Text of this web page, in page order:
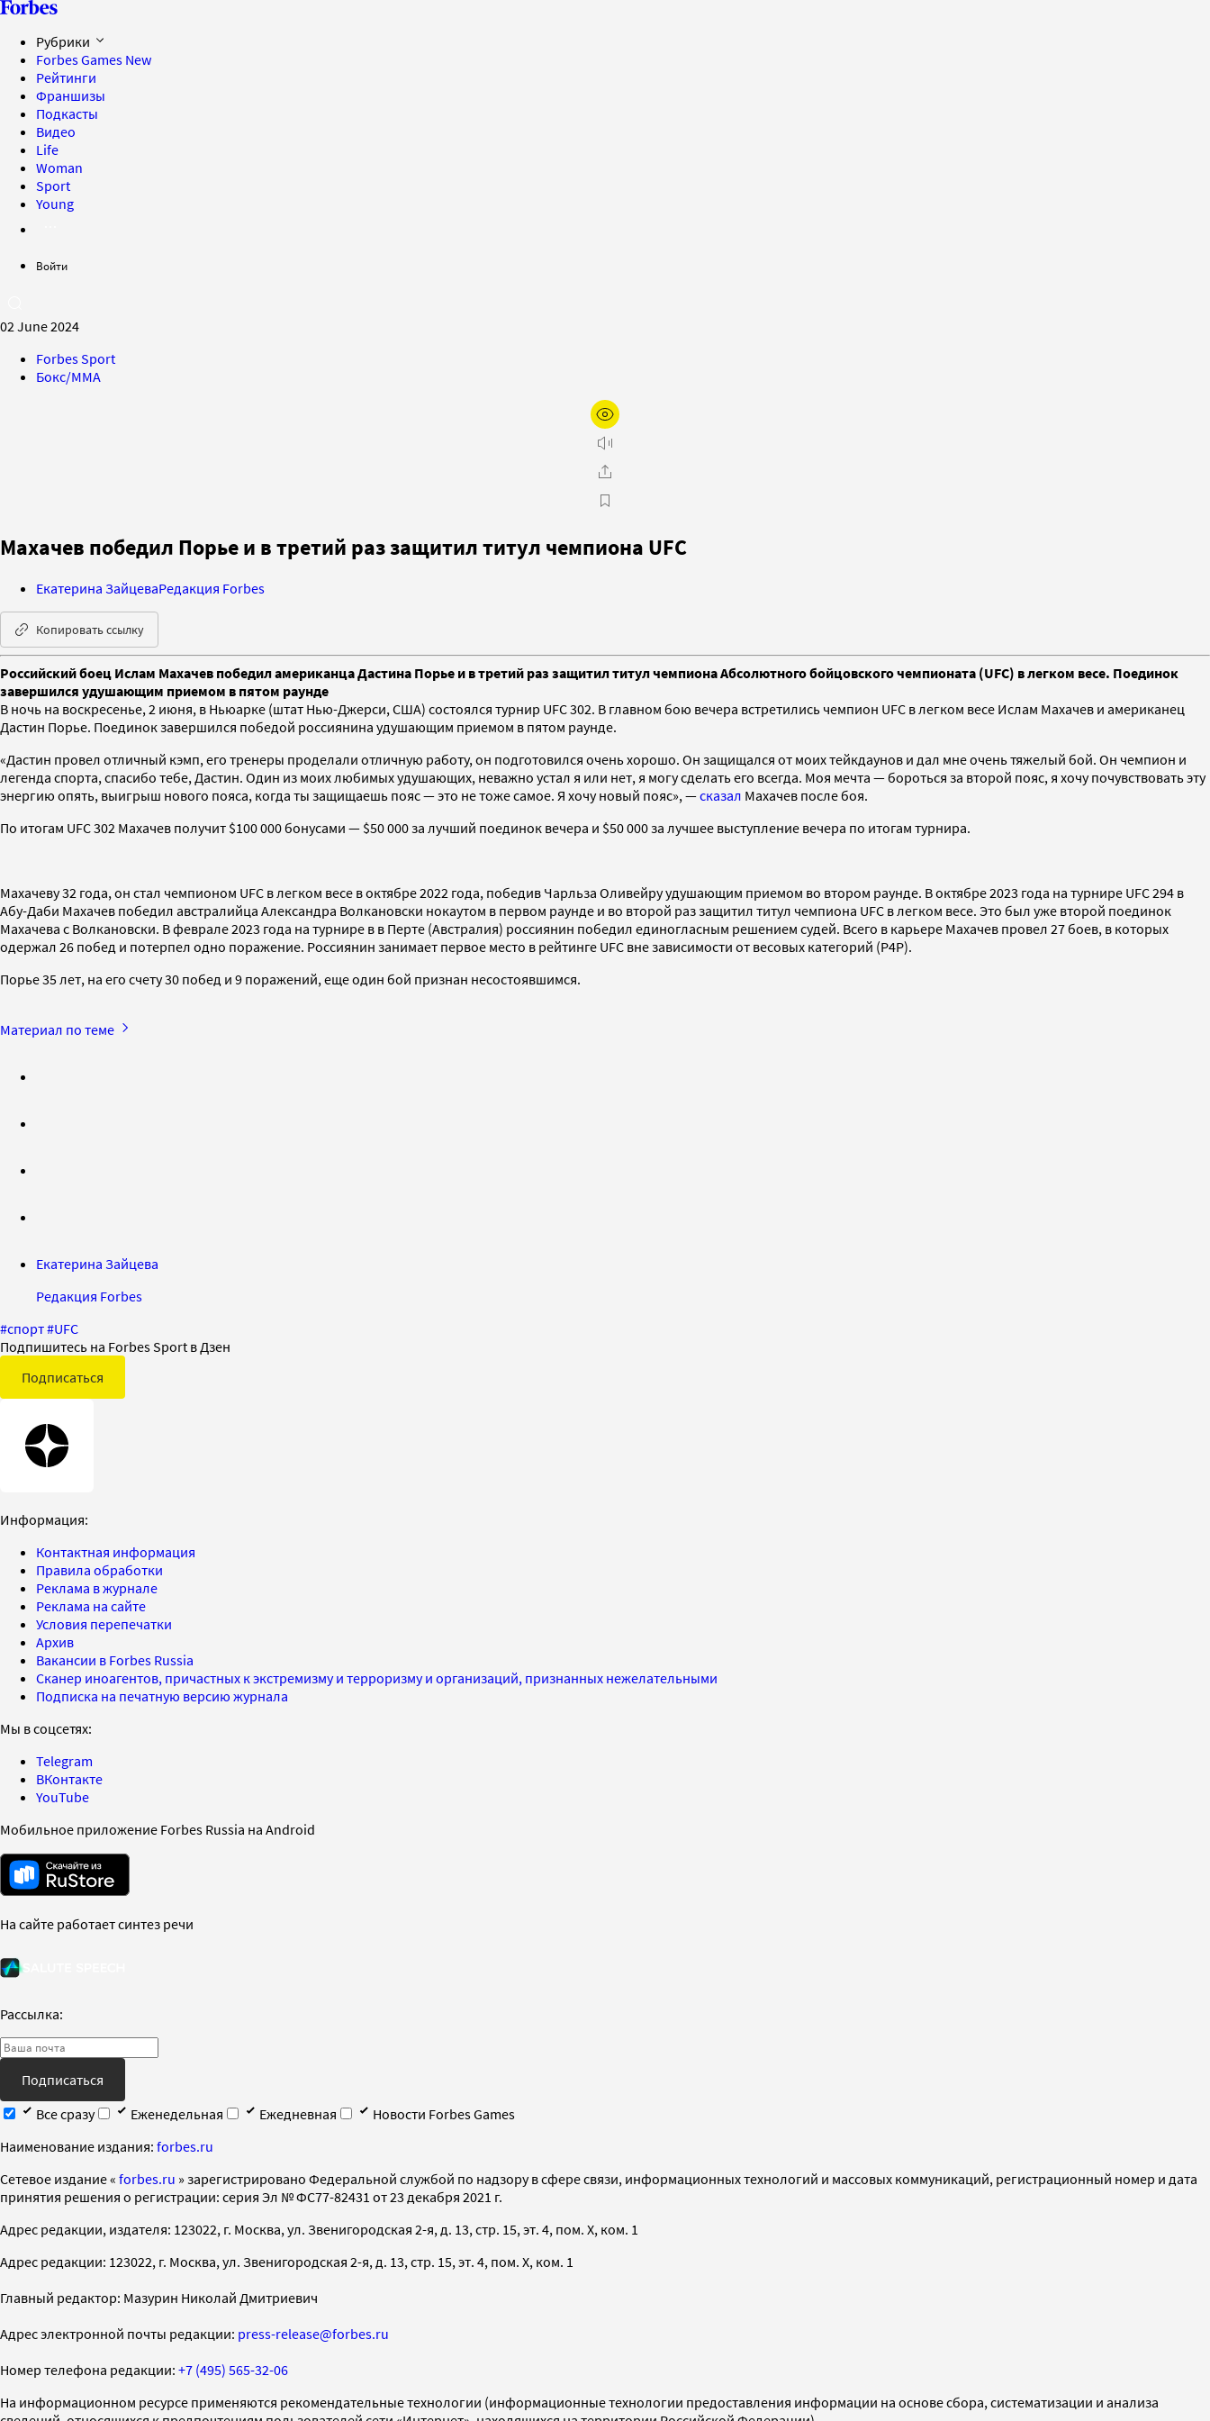
Рубрики
Forbes Games New
Рейтинги
Франшизы
Подкасты
Видео
Life
Woman
Sport
Young
Войти
02 June 2024
Forbes Sport
Бокс/MMA
Махачев победил Порье и в третий раз защитил титул чемпиона UFC
Екатерина ЗайцеваРедакция Forbes
Копировать ссылку
Российский боец Ислам Махачев победил американца Дастина Порье и в третий раз защитил титул чемпиона Абсолютного бойцовского чемпионата (UFC) в легком весе. Поединок
завершился удушающим приемом в пятом раунде
В ночь на воскресенье, 2 июня, в Ньюарке (штат Нью-Джерси, США) состоялся турнир UFC 302. В главном бою вечера встретились чемпион UFC в легком весе Ислам Махачев и американец
Дастин Порье. Поединок завершился победой россиянина удушающим приемом в пятом раунде.
«Дастин провел отличный кэмп, его тренеры проделали отличную работу, он подготовился очень хорошо. Он защищался от моих тейкдаунов и дал мне очень тяжелый бой. Он чемпион и
легенда спорта, спасибо тебе, Дастин. Один из моих любимых удушающих, неважно устал я или нет, я могу сделать его всегда. Моя мечта — бороться за второй пояс, я хочу почувствовать эту
энергию опять, выигрыш нового пояса, когда ты защищаешь пояс — это не тоже самое. Я хочу новый пояс», —сказал Махачев после боя.
По итогам UFC 302 Махачев получит $100 000 бонусами — $50 000 за лучший поединок вечера и $50 000 за лучшее выступление вечера по итогам турнира.
Махачеву 32 года, он стал чемпионом UFC в легком весе в октябре 2022 года, победив Чарльза Оливейру удушающим приемом во втором раунде. В октябре 2023 года на турнире UFC 294 в
Абу-Даби Махачев победил австралийца Александра Волкановски нокаутом в первом раунде и во второй раз защитил титул чемпиона UFC в легком весе. Это был уже второй поединок
Махачева с Волкановски. В феврале 2023 года на турнире в в Перте (Австралия) россиянин победил единогласным решением судей. Всего в карьере Махачев провел 27 боев, в которых
одержал 26 побед и потерпел одно поражение. Россиянин занимает первое место в рейтинге UFC вне зависимости от весовых категорий (Р4Р).
Порье 35 лет, на его счету 30 побед и 9 поражений, еще один бой признан несостоявшимся.
Материал по теме
Екатерина Зайцева
Редакция Forbes
#спорт#UFC
Подпишитесь на Forbes Sport в Дзен
Подписаться
Информация:
Контактная информация
Правила обработки
Реклама в журнале
Реклама на сайте
Условия перепечатки
Архив
Вакансии в Forbes Russia
Сканер иноагентов, причастных к экстремизму и терроризму и организаций, признанных нежелательными
Подписка на печатную версию журнала
Мы в соцсетях:
Telegram
ВКонтакте
YouTube
Мобильное приложение Forbes Russia на Android
На сайте работает синтез речи
Рассылка:
Подписаться
Все сразу
Еженедельная Ежедневная
Новости Forbes Games
Наименование издания: forbes.ru
Cетевое издание « forbes.ru » зарегистрировано Федеральной службой по надзору в сфере связи, информационных технологий и массовых коммуникаций, регистрационный номер и дата
принятия решения о регистрации: серия Эл № ФС77-82431 от 23 декабря 2021 г.
Адрес редакции, издателя: 123022, г. Москва, ул. Звенигородская 2-я, д. 13, стр. 15, эт. 4, пом. X, ком. 1
Адрес редакции: 123022, г. Москва, ул. Звенигородская 2-я, д. 13, стр. 15, эт. 4, пом. X, ком. 1
Главный редактор: Мазурин Николай Дмитриевич
Адрес электронной почты редакции: press-release@forbes.ru
Номер телефона редакции: +7 (495) 565-32-06
На информационном ресурсе применяются рекомендательные технологии (информационные технологии предоставления информации на основе сбора, систематизации и анализа